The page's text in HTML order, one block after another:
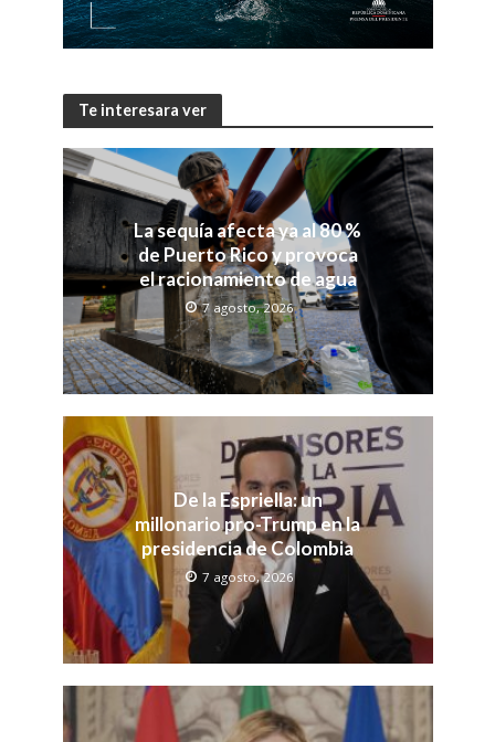
Te interesara ver
La sequía afecta ya al 80 %
de Puerto Rico y provoca
el racionamiento de agua
7 agosto, 2026
De la Espriella: un
millonario pro-Trump en la
presidencia de Colombia
7 agosto, 2026